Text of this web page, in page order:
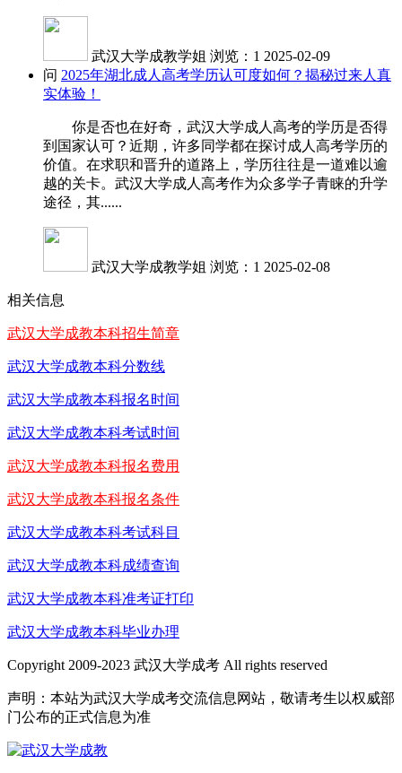
武汉大学成教学姐 浏览：1 2025-02-09
问 2025年湖北成人高考学历认可度如何？揭秘过来人真
实体验！
你是否也在好奇，武汉大学成人高考的学历是否得
到国家认可？近期，许多同学都在探讨成人高考学历的
价值。在求职和晋升的道路上，学历往往是一道难以逾
越的关卡。武汉大学成人高考作为众多学子青睐的升学
途径，其......
武汉大学成教学姐 浏览：1 2025-02-08
相关信息
武汉大学成教本科招生简章
武汉大学成教本科分数线
武汉大学成教本科报名时间
武汉大学成教本科考试时间
武汉大学成教本科报名费用
武汉大学成教本科报名条件
武汉大学成教本科考试科目
武汉大学成教本科成绩查询
武汉大学成教本科准考证打印
武汉大学成教本科毕业办理
Copyright 2009-2023 武汉大学成考 All rights reserved
声明：本站为武汉大学成考交流信息网站，敬请考生以权威部
门公布的正式信息为准